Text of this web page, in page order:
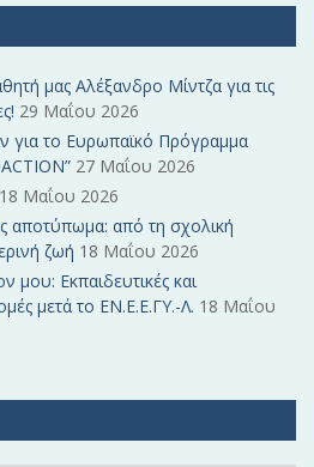
μας Αλέξανδρο Μίντζα για τις
29 Μαΐου 2026
για το Ευρωπαϊκό Πρόγραμμα
27 Μαΐου 2026
18 Μαΐου 2026
αποτύπωμα: από τη σχολική
ζωή 18 Μαΐου 2026
μου: Εκπαιδευτικές και
μετά το ΕΝ.Ε.Ε.ΓΥ.-Λ. 18 Μαΐου